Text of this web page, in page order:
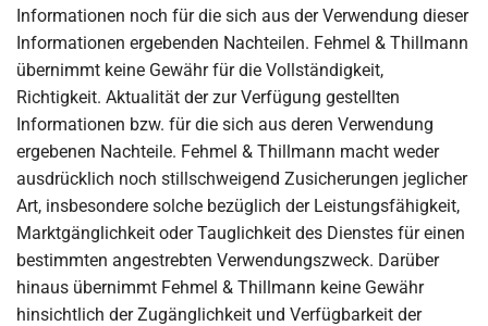
Informationen noch für die sich aus der Verwendung dieser
Informationen ergebenden Nachteilen. Fehmel & Thillmann
übernimmt keine Gewähr für die Vollständigkeit,
Richtigkeit. Aktualität der zur Verfügung gestellten
Informationen bzw. für die sich aus deren Verwendung
ergebenen Nachteile. Fehmel & Thillmann macht weder
ausdrücklich noch stillschweigend Zusicherungen jeglicher
Art, insbesondere solche bezüglich der Leistungsfähigkeit,
Marktgänglichkeit oder Tauglichkeit des Dienstes für einen
bestimmten angestrebten Verwendungszweck. Darüber
hinaus übernimmt Fehmel & Thillmann keine Gewähr
hinsichtlich der Zugänglichkeit und Verfügbarkeit der